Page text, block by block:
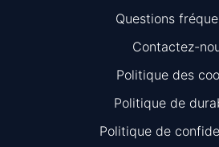
Information
Questions
Contactez-
Politique des
Politique de
Politique de